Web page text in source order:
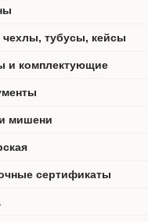
чехлы, тубусы, кейсы
и комплектующие
мишени
сертификаты